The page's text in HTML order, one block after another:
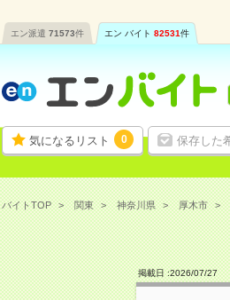
エン派遣 71573件 エン バイト 82531件
気になるリスト 0 保存した
バイトTOP 関東 神奈川県 厚木市
掲載日 :2026/07/27